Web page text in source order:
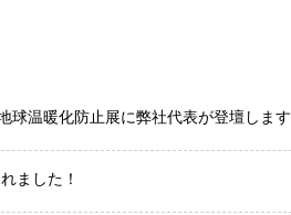
球温暖化防止展に弊社代表が登壇します
ました！